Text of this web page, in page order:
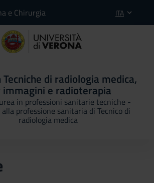
e Chirurgia ITA
Tecniche di radiologia medica,
immagini e radioterapia
in professioni sanitarie tecniche -
professione sanitaria di Tecnico di
radiologia medica